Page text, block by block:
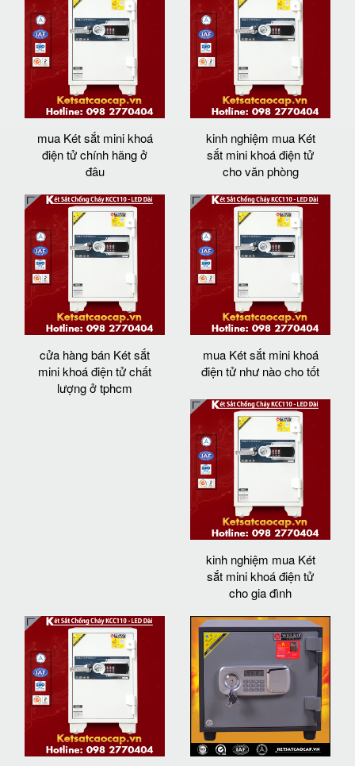
mua Két sắt mini khoá
điện tử chính hãng ở
đâu
kinh nghiệm mua Két
sắt mini khoá điện tử
cho văn phòng
cửa hàng bán Két sắt
mini khoá điện tử chất
lượng ở tphcm
mua Két sắt mini khoá
điện tử như nào cho tốt
kinh nghiệm mua Két
sắt mini khoá điện tử
cho gia đình